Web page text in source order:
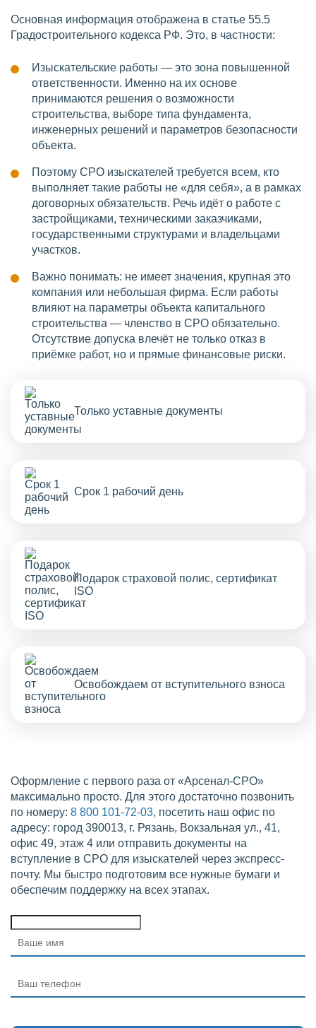
Основная информация отображена в статье 55.5
Градостроительного кодекса РФ. Это, в частности:
Изыскательские работы — это зона повышенной
ответственности. Именно на их основе
принимаются решения о возможности
строительства, выборе типа фундамента,
инженерных решений и параметров безопасности
объекта.
Поэтому СРО изыскателей требуется всем, кто
выполняет такие работы не «для себя», а в рамках
договорных обязательств. Речь идёт о работе с
застройщиками, техническими заказчиками,
государственными структурами и владельцами
участков.
Важно понимать: не имеет значения, крупная это
компания или небольшая фирма. Если работы
влияют на параметры объекта капитального
строительства — членство в СРО обязательно.
Отсутствие допуска влечёт не только отказ в
приёмке работ, но и прямые финансовые риски.
Только уставные документы
Срок 1 рабочий день
Подарок страховой полис, сертификат
ISO
Освобождаем от вступительного взноса
Оформление с первого раза от «Арсенал-СРО»
максимально просто. Для этого достаточно позвонить
по номеру: 8 800 101-72-03, посетить наш офис по
адресу: город 390013, г. Рязань, Вокзальная ул., 41,
офис 49, этаж 4 или отправить документы на
вступление в СРО для изыскателей через экспресс-
почту. Мы быстро подготовим все нужные бумаги и
обеспечим поддержку на всех этапах.